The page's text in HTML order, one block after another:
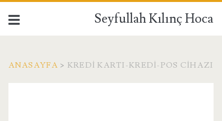
Seyfullah Kılınç Hoca
ANASAYFA > KREDI KARTI-KREDI-POS CIHAZI